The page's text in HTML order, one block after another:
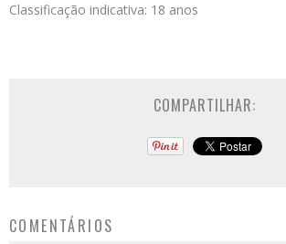
Classificação indicativa: 18 anos
COMPARTILHAR:
COMENTÁRIOS